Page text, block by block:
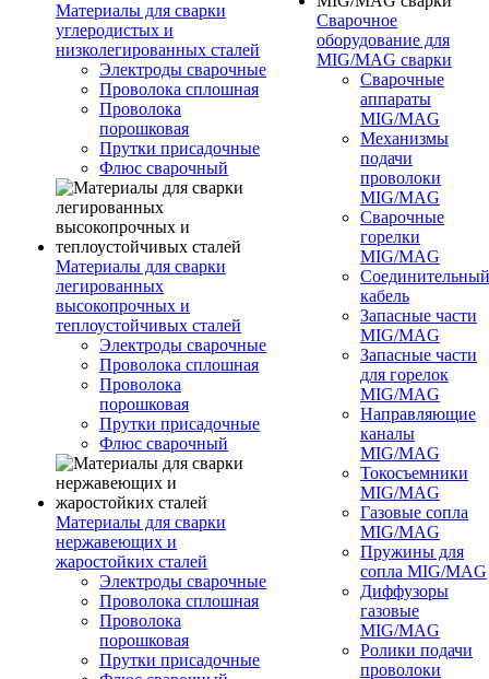
Материалы для сварки
углеродистых и
низколегированных сталей
Электроды сварочные
Проволока сплошная
Проволока
порошковая
Прутки присадочные
Флюс сварочный
Материалы для сварки
легированных
высокопрочных и
теплоустойчивых сталей
Электроды сварочные
Проволока сплошная
Проволока
порошковая
Прутки присадочные
Флюс сварочный
Материалы для сварки
нержавеющих и
жаростойких сталей
Электроды сварочные
Проволока сплошная
Проволока
порошковая
Прутки присадочные
Сварочное
оборудование для
MIG/MAG сварки
Сварочные
аппараты
MIG/MAG
Механизмы
подачи
проволоки
MIG/MAG
Сварочные
горелки
MIG/MAG
Соединительный
кабель
Запасные части
MIG/MAG
Запасные части
для горелок
MIG/MAG
Направляющие
каналы
MIG/MAG
Токосъемники
MIG/MAG
Газовые сопла
MIG/MAG
Пружины для
сопла MIG/MAG
Диффузоры
газовые
MIG/MAG
Ролики подачи
проволоки